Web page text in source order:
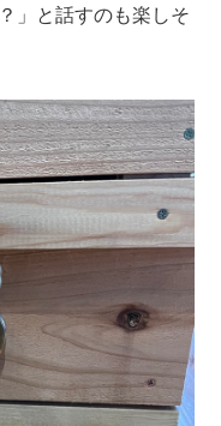
」と話すのも楽しそ